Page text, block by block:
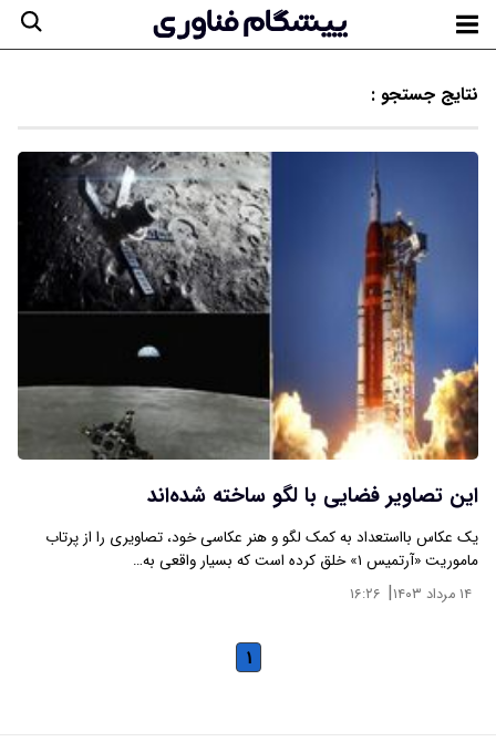
نتایج جستجو :
این تصاویر فضایی با لگو ساخته شده‌اند
یک عکاس بااستعداد به کمک لگو و هنر عکاسی خود، تصاویری را از پرتاب
ماموریت «آرتمیس ۱» خلق کرده است که بسیار واقعی به…
۱۴ مرداد ۱۴۰۳ | ۱۶:۲۶
۱